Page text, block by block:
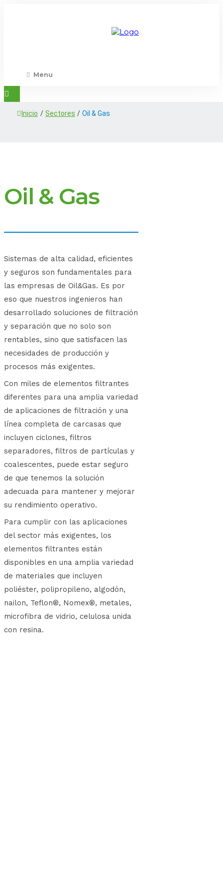
Menu
Inicio / Sectores / Oil & Gas
Oil & Gas
Sistemas de alta calidad, eficientes
y seguros son fundamentales para
las empresas de Oil&Gas. Es por
eso que nuestros ingenieros han
desarrollado soluciones de filtración
y separación que no solo son
rentables, sino que satisfacen las
necesidades de producción y
procesos más exigentes.
Con miles de elementos filtrantes
diferentes para una amplia variedad
de aplicaciones de filtración y una
línea completa de carcasas que
incluyen ciclones, filtros
separadores, filtros de partículas y
coalescentes, puede estar seguro
de que tenemos la solución
adecuada para mantener y mejorar
su rendimiento operativo.
Para cumplir con las aplicaciones
del sector más exigentes, los
elementos filtrantes están
disponibles en una amplia variedad
de materiales que incluyen
poliéster, polipropileno, algodón,
nailon, Teflon®, Nomex®, metales,
microfibra de vidrio, celulosa unida
con resina.